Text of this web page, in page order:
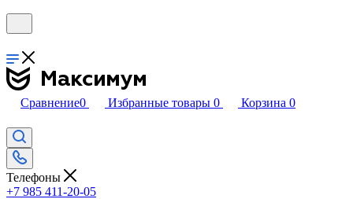
Сравнение0 Избранные товары 0 Корзина 0
Телефоны
+7 985 411-20-05